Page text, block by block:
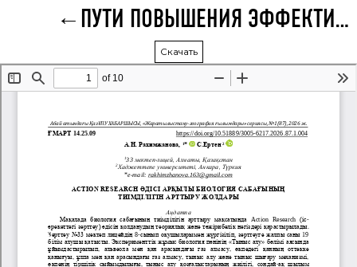
ПУТИ ПОВЫШЕНИЯ ЭФФЕКТИВНОСТИ УРОКОВ БИОЛОГИИ ПОСРЕДСТВОМ МЕТОДА ACTION RESEARCH
Скачать